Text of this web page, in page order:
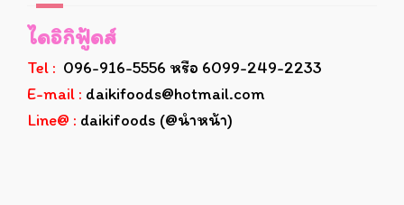
ไดอิกิฟู้ดส์
Tel : 096-916-5556 หรือ 6099-249-2233
E-mail : daikifoods@hotmail.com
Line@ : daikifoods (@นำหน้า)